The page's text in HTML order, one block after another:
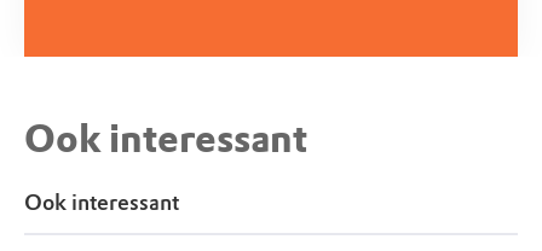
Ook interessant
Ook interessant